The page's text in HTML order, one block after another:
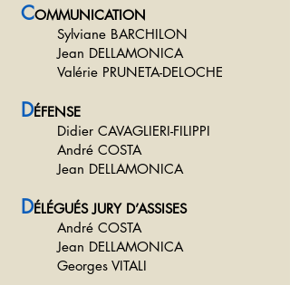
COMMUNICATION
Sylviane BARCHILON
Jean DELLAMONICA
Valérie PRUNETA-DELOCHE
DÉFENSE
Didier CAVAGLIERI-FILIPPI
André COSTA
Jean DELLAMONICA
DÉLÉGUÉS JURY D’ASSISES
André COSTA
Jean DELLAMONICA
Georges VITALI